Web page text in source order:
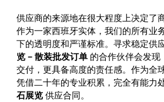
供应商的来源地在很大程度上决定了
作为一家西班牙实体，我们的所有业
下的透明度和严谨标准。寻求稳定供
览 – 散装批发订单 的合作伙伴会发
交付，更具备高度的责任感。作为全
凭借二十年的专业积累，完全有能力
石展览 供应合同。